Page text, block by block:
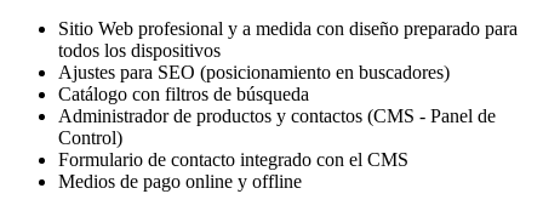
Sitio Web profesional y a medida con diseño preparado para
todos los dispositivos
Ajustes para SEO (posicionamiento en buscadores)
Catálogo con filtros de búsqueda
Administrador de productos y contactos (CMS - Panel de
Control)
Formulario de contacto integrado con el CMS
Medios de pago online y offline